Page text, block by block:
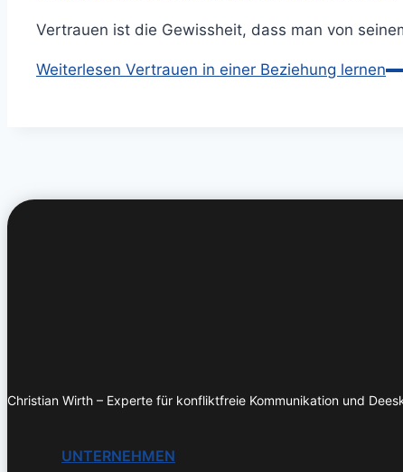
Vertrauen ist die Gewissheit, dass man von
Weiterlesen Vertrauen in einer Beziehung lernen
Christian Wirth – Experte für konfliktfreie Kommunikation und
UNTERNEHMEN